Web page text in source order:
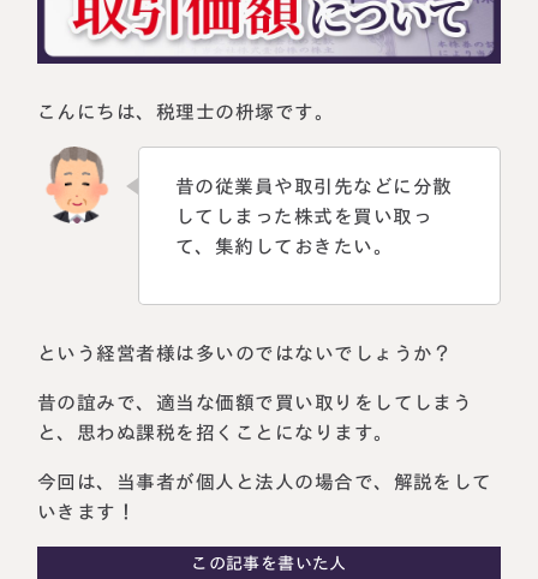
料金表
よくある質問
お客様の声
選ばれる理由
税理士紹介
法人情報
相続について学ぶ
相続コラム
セミナー
円満相続ちゃんねる
こんにちは、税理士の枡塚です。
昔の従業員や取引先などに分散
してしまった株式を買い取っ
て、集約しておきたい。
という経営者様は多いのではないでしょうか？
昔の誼みで、適当な価額で買い取りをしてしまう
と、思わぬ課税を招くことになります。
今回は、当事者が個人と法人の場合で、解説をして
いきます！
この記事を書いた人